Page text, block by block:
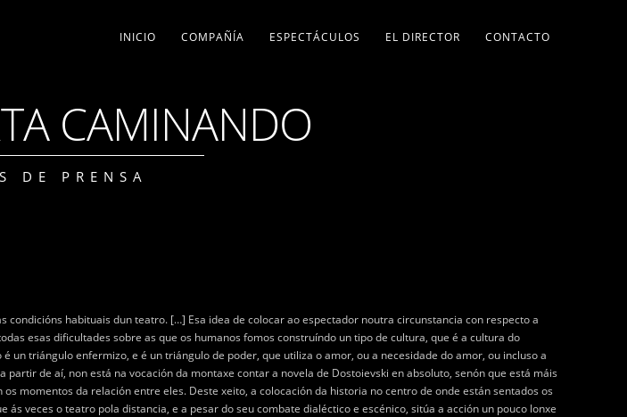
INICIO COMPAÑÍA ESPECTÁCULOS EL DIRECTOR CONTACTO
CAMINANDO
DE PRENSA
habituais dun teatro. […] Esa idea de colocar ao espectador noutra circunstancia con respecto a
esas dificultades sobre as que os humanos fomos construíndo un tipo de cultura, que é a cultura do
triángulo enfermizo, e é un triángulo de poder, que utiliza o amor, ou a necesidade do amor, ou incluso a
de aí, non está na vocación da montaxe contar a novela de Dostoievski en absoluto, senón que está máis
momentos da relación entre eles. Deste xeito, a colocación da historia no centro de onde están sentados os
veces o teatro pola distancia, e a pesar do seu combate dialéctico e escénico, sitúa a acción un pouco lonxe